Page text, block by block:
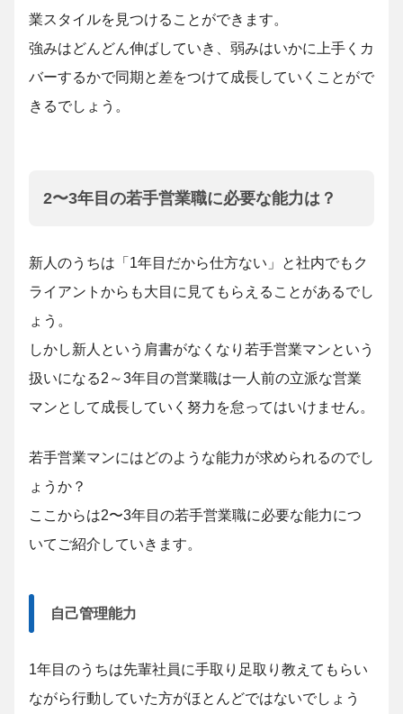
業スタイルを見つけることができます。
強みはどんどん伸ばしていき、弱みはいかに上手くカ
バーするかで同期と差をつけて成長していくことがで
きるでしょう。
2〜3年目の若手営業職に必要な能力は？
新人のうちは「1年目だから仕方ない」と社内でもク
ライアントからも大目に見てもらえることがあるでし
ょう。
しかし新人という肩書がなくなり若手営業マンという
扱いになる2～3年目の営業職は一人前の立派な営業
マンとして成長していく努力を怠ってはいけません。
若手営業マンにはどのような能力が求められるのでし
ょうか？
ここからは2〜3年目の若手営業職に必要な能力につ
いてご紹介していきます。
自己管理能力
1年目のうちは先輩社員に手取り足取り教えてもらい
ながら行動していた方がほとんどではないでしょう